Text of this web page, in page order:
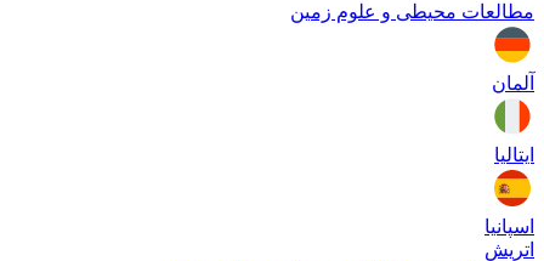
مطالعات محیطی و علوم زمین
آلمان
ایتالیا
اسپانیا
اتریش